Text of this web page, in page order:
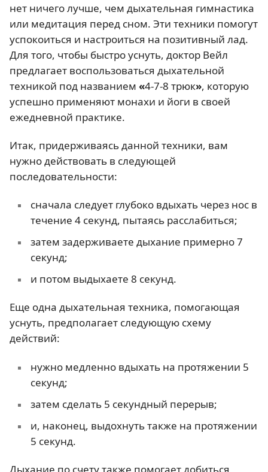
нет ничего лучше, чем дыхательная гимнастика
или медитация перед сном. Эти техники помогут
успокоиться и настроиться на позитивный лад.
Для того, чтобы быстро уснуть, доктор Вейл
предлагает воспользоваться дыхательной
техникой под названием «4-7-8 трюк», которую
успешно применяют монахи и йоги в своей
ежедневной практике.
Итак, придерживаясь данной техники, вам
нужно действовать в следующей
последовательности:
сначала следует глубоко вдыхать через нос в
течение 4 секунд, пытаясь расслабиться;
затем задерживаете дыхание примерно 7
секунд;
и потом выдыхаете 8 секунд.
Еще одна дыхательная техника, помогающая
уснуть, предполагает следующую схему
действий:
нужно медленно вдыхать на протяжении 5
секунд;
затем сделать 5 секундный перерыв;
и, наконец, выдохнуть также на протяжении
5 секунд.
Дыхание по счету также помогает добиться